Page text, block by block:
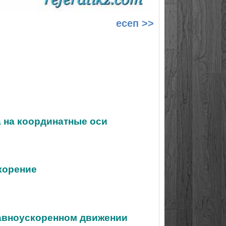
есеп >>
координатные оси
движении